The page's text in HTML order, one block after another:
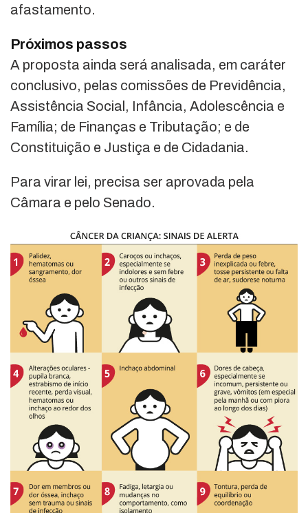
afastamento.
Próximos passos
A proposta ainda será analisada, em caráter
conclusivo, pelas comissões de Previdência,
Assistência Social, Infância, Adolescência e
Família; de Finanças e Tributação; e de
Constituição e Justiça e de Cidadania.
Para virar lei, precisa ser aprovada pela
Câmara e pelo Senado.